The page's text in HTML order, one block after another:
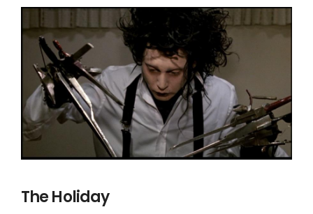
The Holiday